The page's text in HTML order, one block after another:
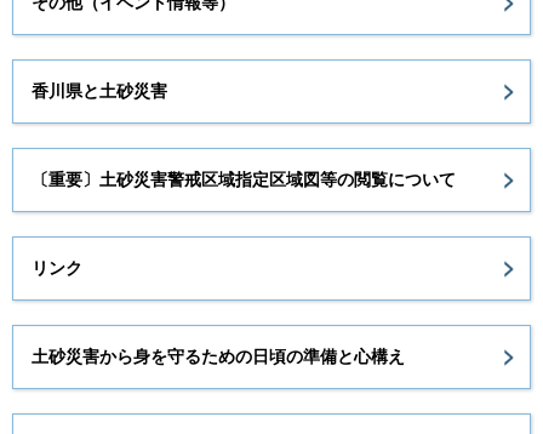
香川県と土砂災害
〔重要〕土砂災害警戒区域指定区域図等の閲覧について
リンク
土砂災害から身を守るための日頃の準備と心構え